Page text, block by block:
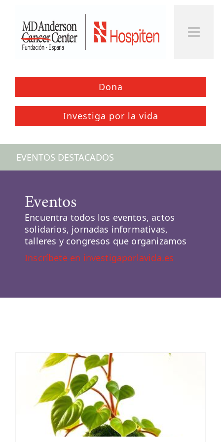
Dona
Investiga por la vida
EVENTOS DESTACADOS
Eventos
Encuentra todos los eventos, actos
solidarios, jornadas informativas,
talleres y congresos que organizamos
Inscríbete en investigaporlavida.es